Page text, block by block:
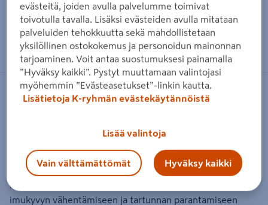
Zoomaa kuvaa sormilla kosketusnäytöllä
SCHÖNOX
501809607 EAN-koodi:4016447010607
SCHÖNOX®KH on liuotteeton dispersiopohjuste ja
lisäaine SCHÖNOX®-tuotteille. Käytetään alustan
imukyvyn vähentämiseen ja tartunnan parantamiseen
evästeitä, joiden avulla palvelumme toimivat
toivotulla tavalla. Lisäksi evästeiden avulla mitataan
palveluiden tehokkuutta sekä mahdollistetaan
yksilöllinen ostokokemus ja personoidun mainonnan
tarjoaminen. Voit antaa suostumuksesi painamalla
”Hyväksy kaikki”. Pystyt muuttamaan valintojasi
myöhemmin ”Evästeasetukset”-linkin kautta.
Lisätietoja K-ryhmän evästekäytännöistä
Lisää valintoja
Vain välttämättömät Hyväksy kaikki